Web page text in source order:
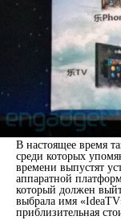
В настоящее время
среди которых
времени выпустят
аппаратной
который должен
выбрала имя
приблизительная